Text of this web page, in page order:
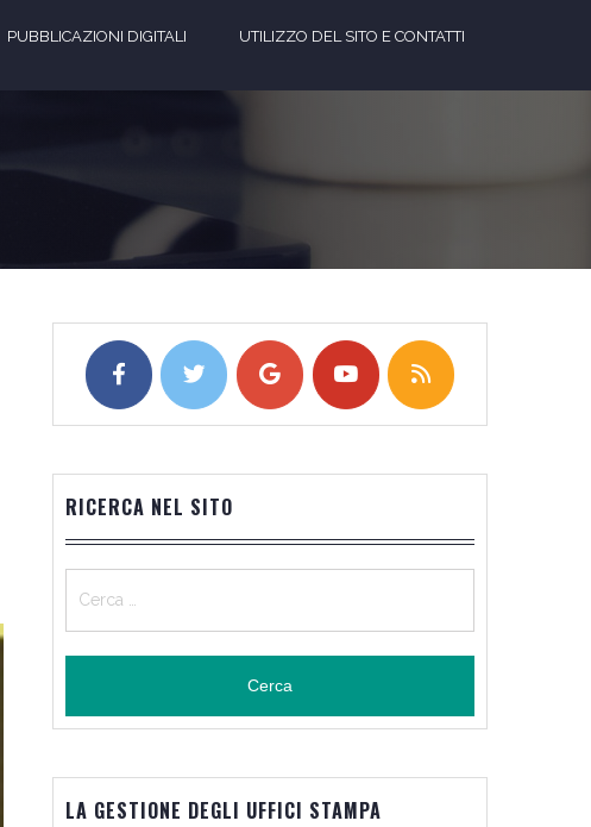
PUBBLICAZIONI DIGITALI UTILIZZO DEL SITO E CONTATTI
RICERCA NEL SITO
per:
LA GESTIONE DEGLI UFFICI STAMPA